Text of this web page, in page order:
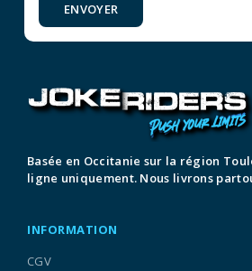
ENVOYER
Basée en Occitanie sur la région
ligne uniquement. Nous livrons
INFORMATION
CGV